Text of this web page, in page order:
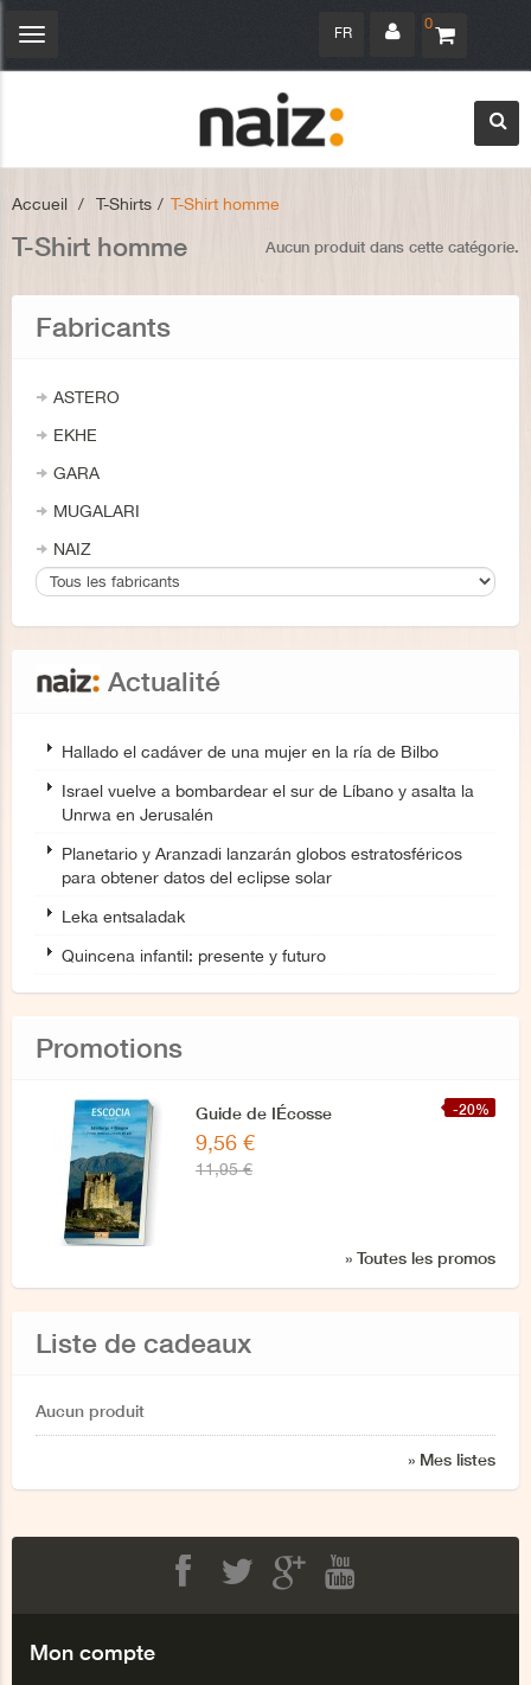
0
FR
Navigation
Accueil > T-Shirts > T-Shirt homme
T-Shirt homme Aucun produit dans cette catégorie.
Fabricants
ASTERO
EKHE
GARA
MUGALARI
NAIZ
Actualité
Hallado el cadáver de una mujer en la ría de Bilbo
Israel vuelve a bombardear el sur de Líbano y asalta la
Unrwa en Jerusalén
Planetario y Aranzadi lanzarán globos estratosféricos
para obtener datos del eclipse solar
Leka entsaladak
Quincena infantil: presente y futuro
Promotions
-20%
Guide de IÉcosse
9,56 €
11,95 €
» Toutes les promos
Liste de cadeaux
Aucun produit
» Mes listes
Mon compte